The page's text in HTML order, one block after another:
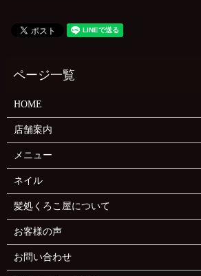
HOME
店舗案内
メニュー
ネイル
髪処くろこ屋について
お客様の声
お問い合わせ